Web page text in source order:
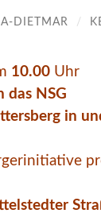
DIETMAR /
10.00 Uhr
das NSG
in